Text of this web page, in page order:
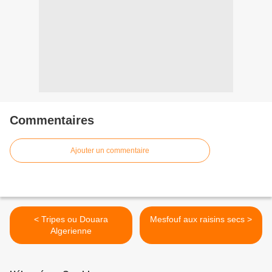
Commentaires
Ajouter un commentaire
< Tripes ou Douara
Algerienne
Mesfouf aux raisins secs >